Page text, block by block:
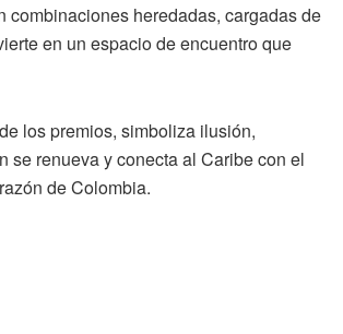
combinaciones heredadas, cargadas de
en un espacio de encuentro que
los premios, simboliza ilusión,
se renueva y conecta al Caribe con el
de Colombia.